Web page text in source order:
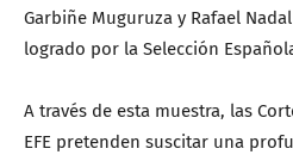
Garbiñe Muguruza y Rafael
logrado por la Selección
A través de esta muestra, las
EFE pretenden suscitar una